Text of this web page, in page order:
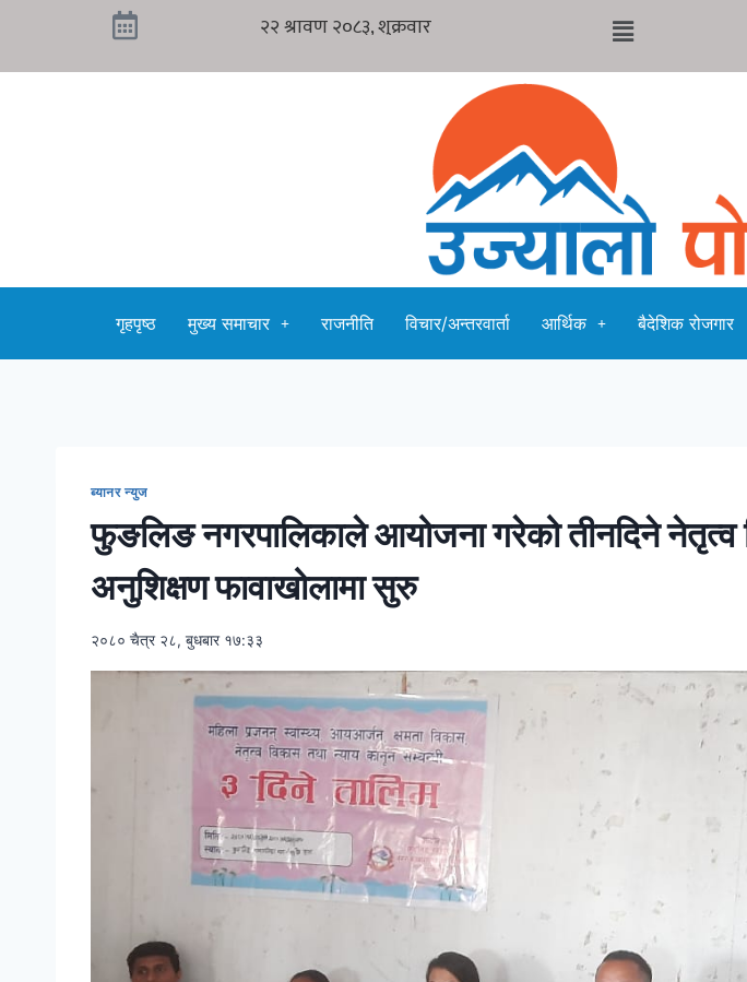
गृहपृष्ठ मुख्य समाचार राजनीति विचार/अन्तरवार्ता आर्थिक बैदेशिक रोजगार
ब्यानर न्युज
फुङलिङ नगरपालिकाले आयोजना गरेको तीनदिने नेतृत्व
अनुशिक्षण फावाखोलामा सुरु
२०८० चैत्र २८, बुधबार १७:३३